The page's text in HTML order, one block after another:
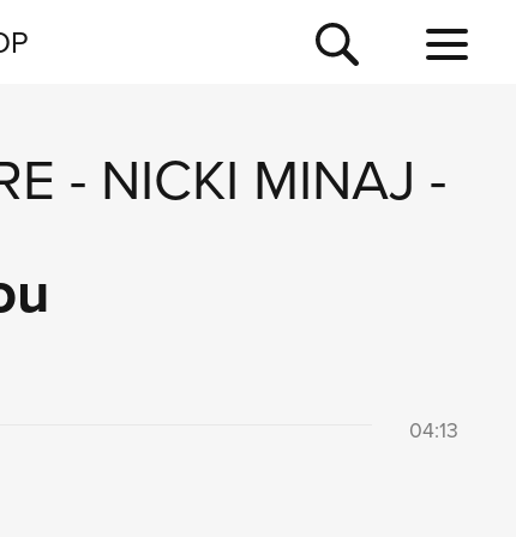
- NICKI MINAJ -
04:13